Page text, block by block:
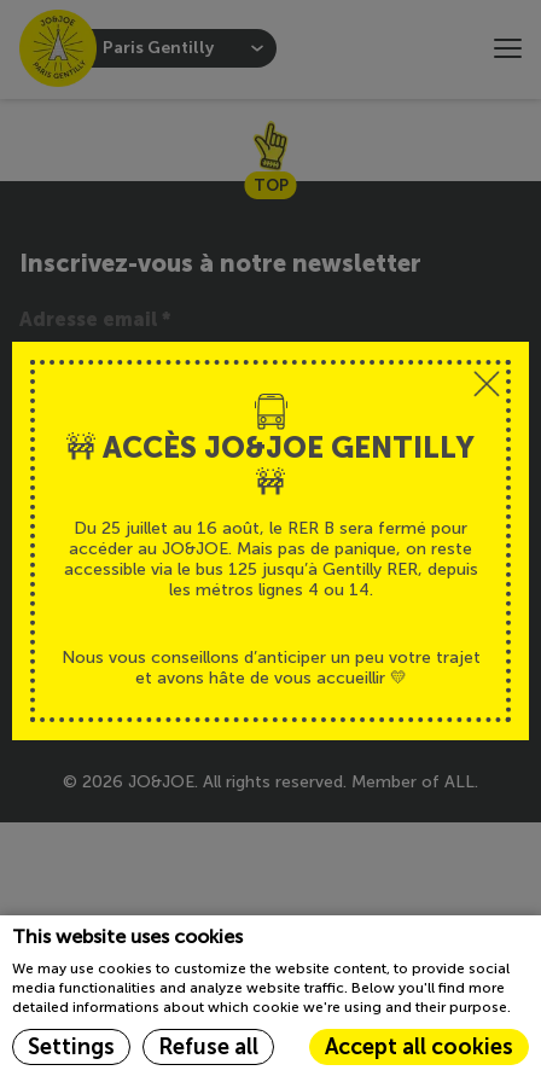
This website uses cookies
We may use cookies to customize the website content, to provide social
media functionalities and analyze website traffic. Below you'll find more
detailed informations about which cookie we're using and their purpose.
Settings Refuse all Accept all cookies
Paris Gentilly
TOP
Service
Legals
Accessibilité
Inscrivez-vous à notre newsletter
INSCRIPTION
© 2026 JO&JOE. All rights reserved. Member of ALL.
🚧 ACCÈS JO&JOE GENTILLY
🚧
Du 25 juillet au 16 août, le RER B sera fermé pour
accéder au JO&JOE. Mais pas de panique, on reste
accessible via le bus 125 jusqu’à Gentilly RER, depuis
les métros lignes 4 ou 14.
Nous vous conseillons d’anticiper un peu votre trajet
et avons hâte de vous accueillir 💛